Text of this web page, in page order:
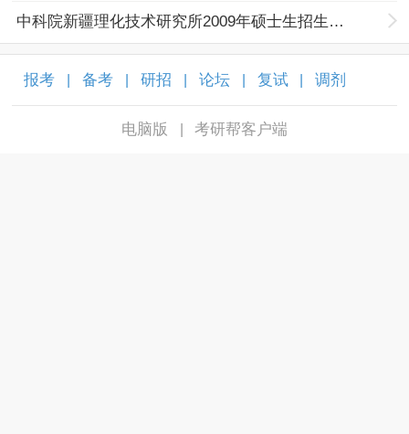
中科院新疆理化技术研究所2009年硕士生招生简章
报考 备考 研招 论坛 复试 调剂
电脑版 考研帮客户端